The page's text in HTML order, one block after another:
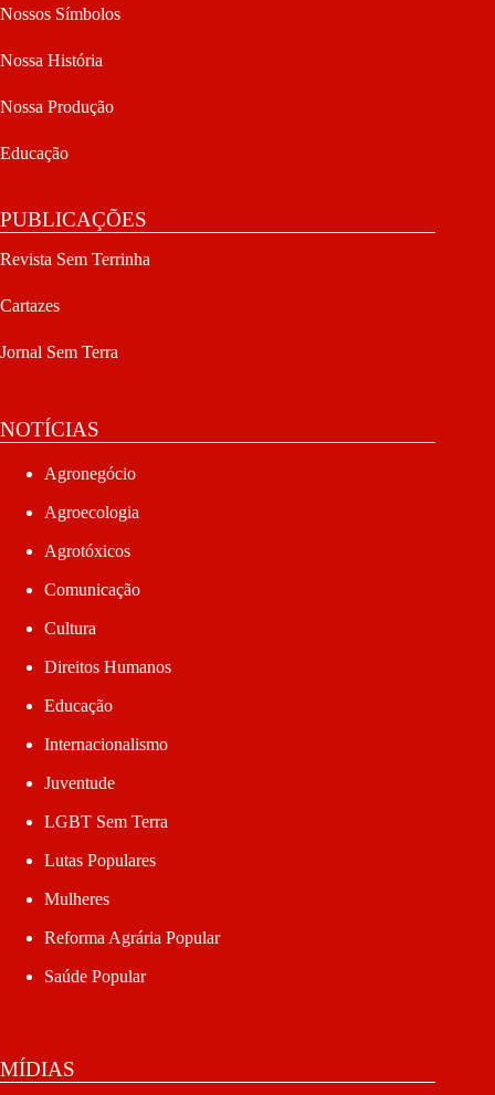
Nossos Símbolos
Nossa História
Nossa Produção
Educação
PUBLICAÇÕES
Revista Sem Terrinha
Cartazes
Jornal Sem Terra
NOTÍCIAS
Agronegócio
Agroecologia
Agrotóxicos
Comunicação
Cultura
Direitos Humanos
Educação
Internacionalismo
Juventude
LGBT Sem Terra
Lutas Populares
Mulheres
Reforma Agrária Popular
Saúde Popular
MÍDIAS